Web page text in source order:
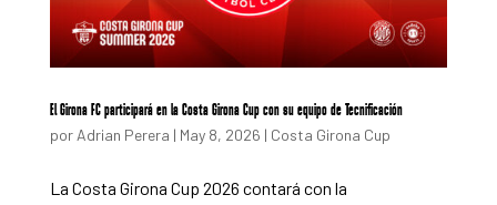
El Girona FC participará en la Costa Girona Cup con su equipo de Tecnificación
por Adrian Perera | May 8, 2026 | Costa Girona Cup
La Costa Girona Cup 2026 contará con la